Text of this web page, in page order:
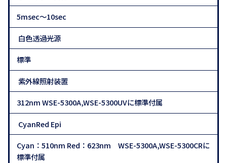
5msec～10sec
白色透過光源
標準
紫外線照射装置
312nm WSE-5300A,WSE-5300UVに標準付属
CyanRed Epi
Cyan：510nm Red：623nm WSE-5300A,WSE-5300CRに
標準付属